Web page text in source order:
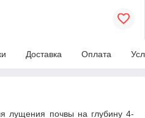
Доставка Оплата
лущения почвы на глубину 4-